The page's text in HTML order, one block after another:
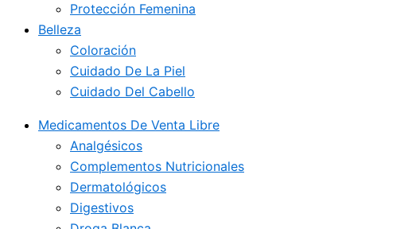
Protección Femenina
Belleza
Coloración
Cuidado De La Piel
Cuidado Del Cabello
Medicamentos De Venta Libre
Analgésicos
Complementos Nutricionales
Dermatológicos
Digestivos